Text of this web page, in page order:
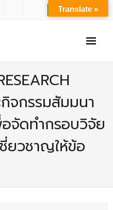
ยาลัยสวนดุสิต
ณะ
ทคโนโลยี
กิจกรรมสัมมนา
จัดทำกรอบวิจัย
ชี่ยวชาญให้ข้อ
Translate »